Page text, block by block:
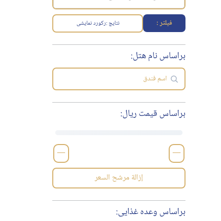
فیلتر : نتایج :رکورد نمایشی
براساس نام هتل:
براساس قیمت ریال:
—
—
إزالة مرشح السعر
براساس وعده غذایی: